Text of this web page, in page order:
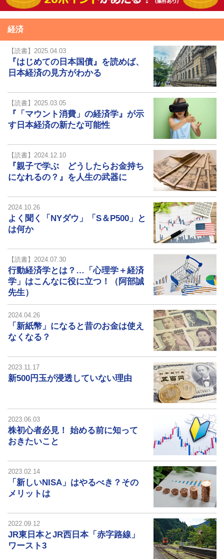
経済
【読書】2025.04.03
『はじめての日本国債』を読めば、
日本経済の見方がわかる
【読書】2025.03.05
『「マウント消費」の経済学』が示
す日本経済の新たな可能性
【読書】2024.12.10
『親子で学ぶ どうしたらお金持ち
になれるの？』を人生の武器に
2024.10.26
よく聞く「NYダウ」「S＆P500」と
は何か
【読書】2024.07.30
行動経済学とは？…「心理学＋経済
学」はこんなに役に立つ！（阿部誠
先生）
2024.04.26
「新紙幣」になると昔のお金は使え
なくなる？
2023.11.17
新500円玉が浸透していない理由
2023.06.03
株初心者必見！ 始める前に知って
おきたいこと
2023.02.14
「新しいNISA」はやるべき？その
メリットは
2022.09.12
JR東日本とJR西日本「赤字路線」
ワースト3